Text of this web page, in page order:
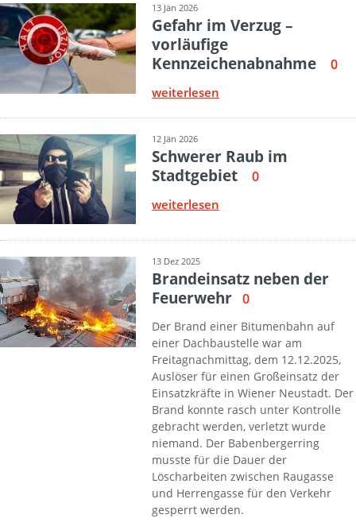
13 Jän 2026
Gefahr im Verzug –
vorläufige
Kennzeichenabnahme
0
weiterlesen
12 Jän 2026
Schwerer Raub im
Stadtgebiet
0
weiterlesen
13 Dez 2025
Brandeinsatz neben der
Feuerwehr
0
Der Brand einer Bitumenbahn auf
einer Dachbaustelle war am
Freitagnachmittag, dem 12.12.2025,
Auslöser für einen Großeinsatz der
Einsatzkräfte in Wiener Neustadt. Der
Brand konnte rasch unter Kontrolle
gebracht werden, verletzt wurde
niemand. Der Babenbergerring
musste für die Dauer der
Löscharbeiten zwischen Raugasse
und Herrengasse für den Verkehr
gesperrt werden.